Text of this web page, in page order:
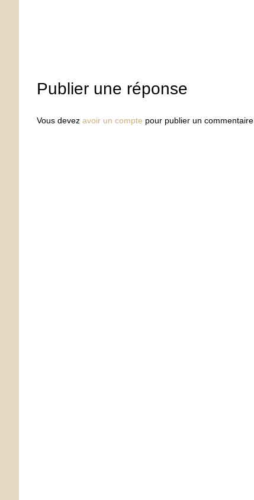
Publier une réponse
Vous devez avoir un compte pour publier un commentaire